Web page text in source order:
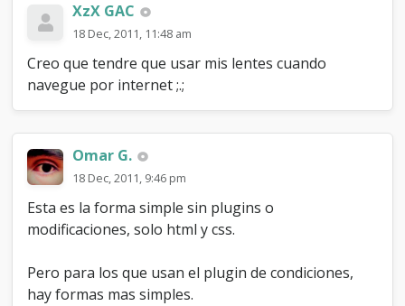
XzX GAC
18 Dec, 2011, 11:48 am
Creo que tendre que usar mis lentes cuando
navegue por internet ;.;
Omar G.
18 Dec, 2011, 9:46 pm
Esta es la forma simple sin plugins o
modificaciones, solo html y css.
Pero para los que usan el plugin de condiciones,
hay formas mas simples.